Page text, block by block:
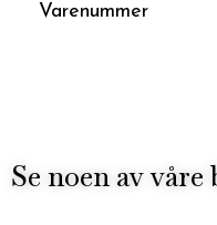
Varenummer
Se noen av våre